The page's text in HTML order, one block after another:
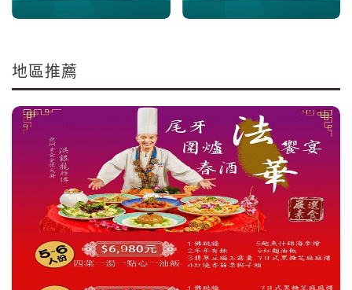
地區推薦